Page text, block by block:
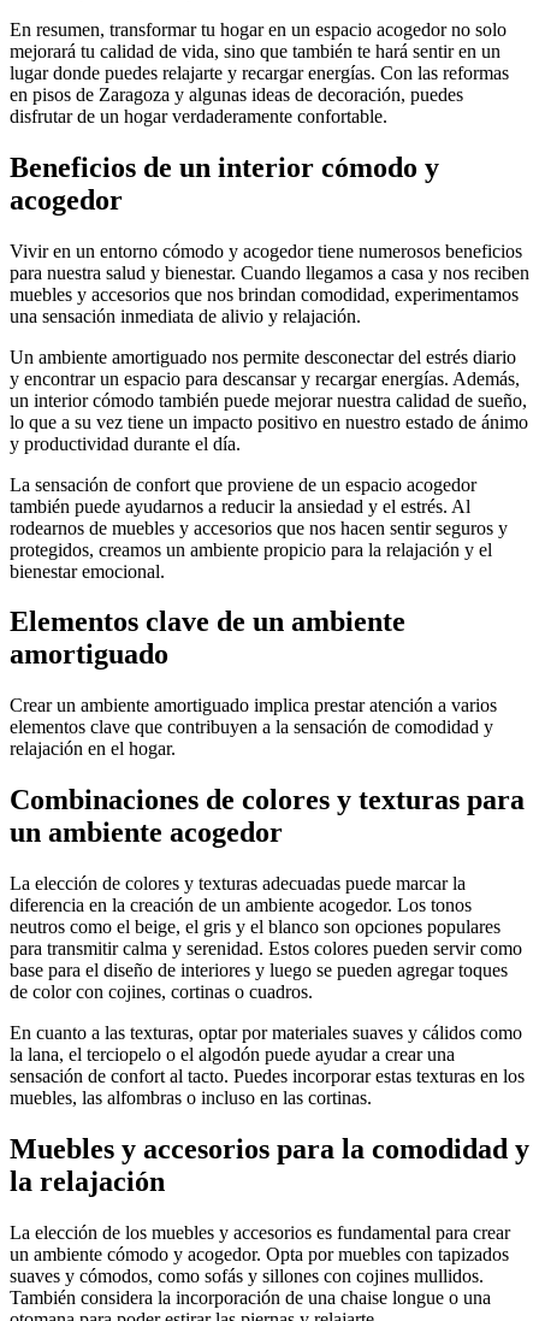
En resumen, transformar tu hogar en un espacio acogedor no solo
mejorará tu calidad de vida, sino que también te hará sentir en un
lugar donde puedes relajarte y recargar energías. Con las reformas
en pisos de Zaragoza y algunas ideas de decoración, puedes
disfrutar de un hogar verdaderamente confortable.
Beneficios de un interior cómodo y
acogedor
Vivir en un entorno cómodo y acogedor tiene numerosos beneficios
para nuestra salud y bienestar. Cuando llegamos a casa y nos reciben
muebles y accesorios que nos brindan comodidad, experimentamos
una sensación inmediata de alivio y relajación.
Un ambiente amortiguado nos permite desconectar del estrés diario
y encontrar un espacio para descansar y recargar energías. Además,
un interior cómodo también puede mejorar nuestra calidad de sueño,
lo que a su vez tiene un impacto positivo en nuestro estado de ánimo
y productividad durante el día.
La sensación de confort que proviene de un espacio acogedor
también puede ayudarnos a reducir la ansiedad y el estrés. Al
rodearnos de muebles y accesorios que nos hacen sentir seguros y
protegidos, creamos un ambiente propicio para la relajación y el
bienestar emocional.
Elementos clave de un ambiente
amortiguado
Crear un ambiente amortiguado implica prestar atención a varios
elementos clave que contribuyen a la sensación de comodidad y
relajación en el hogar.
Combinaciones de colores y texturas para
un ambiente acogedor
La elección de colores y texturas adecuadas puede marcar la
diferencia en la creación de un ambiente acogedor. Los tonos
neutros como el beige, el gris y el blanco son opciones populares
para transmitir calma y serenidad. Estos colores pueden servir como
base para el diseño de interiores y luego se pueden agregar toques
de color con cojines, cortinas o cuadros.
En cuanto a las texturas, optar por materiales suaves y cálidos como
la lana, el terciopelo o el algodón puede ayudar a crear una
sensación de confort al tacto. Puedes incorporar estas texturas en los
muebles, las alfombras o incluso en las cortinas.
Muebles y accesorios para la comodidad y
la relajación
La elección de los muebles y accesorios es fundamental para crear
un ambiente cómodo y acogedor. Opta por muebles con tapizados
suaves y cómodos, como sofás y sillones con cojines mullidos.
También considera la incorporación de una chaise longue o una